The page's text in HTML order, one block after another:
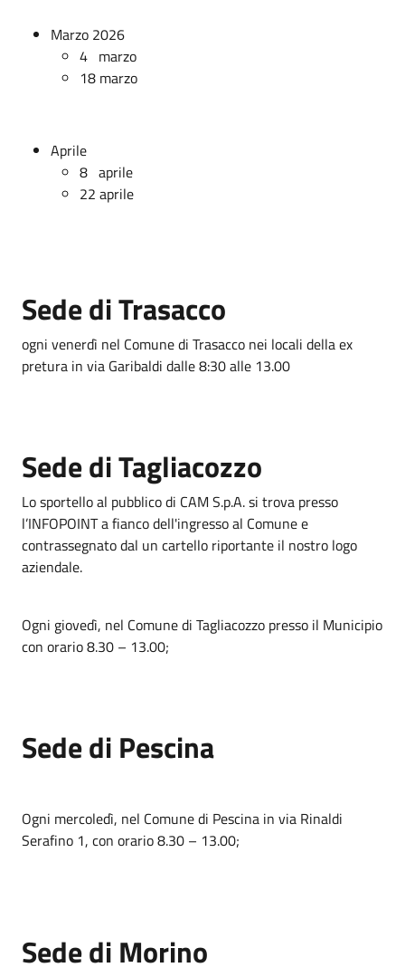
Marzo 2026
4 marzo
18 marzo
Aprile
8 aprile
22 aprile
Sede di Trasacco
ogni venerdì nel Comune di Trasacco nei locali della ex
pretura in via Garibaldi dalle 8:30 alle 13.00
Sede di Tagliacozzo
Lo sportello al pubblico di CAM S.p.A. si trova presso
l’INFOPOINT a fianco dell'ingresso al Comune e
contrassegnato dal un cartello riportante il nostro logo
aziendale.
Ogni giovedì, nel Comune di Tagliacozzo presso il Municipio
con orario 8.30 – 13.00;
Sede di Pescina
Ogni mercoledì, nel Comune di Pescina in via Rinaldi
Serafino 1, con orario 8.30 – 13.00;
Sede di Morino